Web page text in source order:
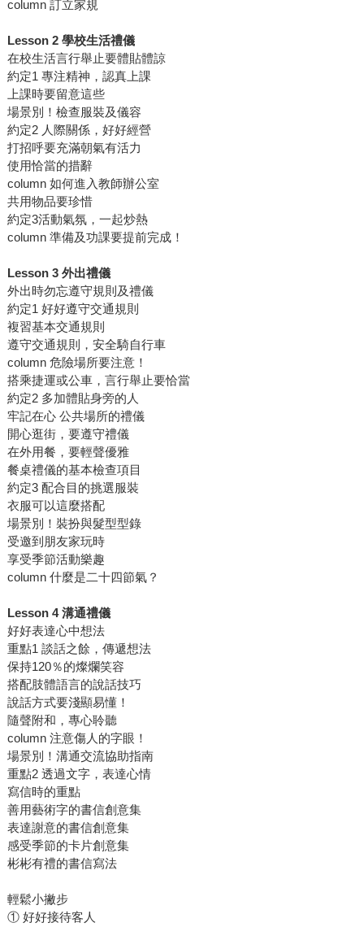
column 訂立家規
Lesson 2 學校生活禮儀
在校生活言行舉止要體貼體諒
約定1 專注精神，認真上課
上課時要留意這些
場景別！檢查服裝及儀容
約定2 人際關係，好好經營
打招呼要充滿朝氣有活力
使用恰當的措辭
column 如何進入教師辦公室
共用物品要珍惜
約定3活動氣氛，一起炒熱
column 準備及功課要提前完成！
Lesson 3 外出禮儀
外出時勿忘遵守規則及禮儀
約定1 好好遵守交通規則
複習基本交通規則
遵守交通規則，安全騎自行車
column 危險場所要注意！
搭乘捷運或公車，言行舉止要恰當
約定2 多加體貼身旁的人
牢記在心 公共場所的禮儀
開心逛街，要遵守禮儀
在外用餐，要輕聲優雅
餐桌禮儀的基本檢查項目
約定3 配合目的挑選服裝
衣服可以這麼搭配
場景別！裝扮與髮型型錄
受邀到朋友家玩時
享受季節活動樂趣
column 什麼是二十四節氣？
Lesson 4 溝通禮儀
好好表達心中想法
重點1 談話之餘，傳遞想法
保持120％的燦爛笑容
搭配肢體語言的說話技巧
說話方式要淺顯易懂！
隨聲附和，專心聆聽
column 注意傷人的字眼！
場景別！溝通交流協助指南
重點2 透過文字，表達心情
寫信時的重點
善用藝術字的書信創意集
表達謝意的書信創意集
感受季節的卡片創意集
彬彬有禮的書信寫法
輕鬆小撇步
① 好好接待客人